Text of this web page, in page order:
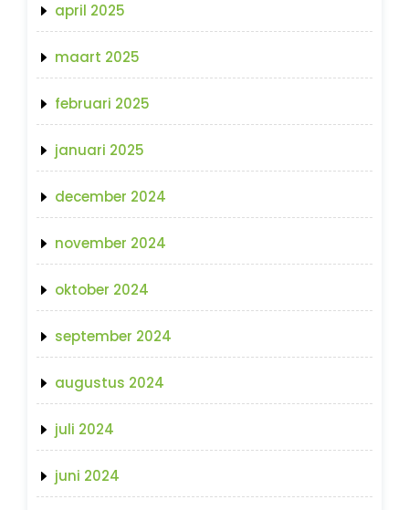
april 2025
maart 2025
februari 2025
januari 2025
december 2024
november 2024
oktober 2024
september 2024
augustus 2024
juli 2024
juni 2024